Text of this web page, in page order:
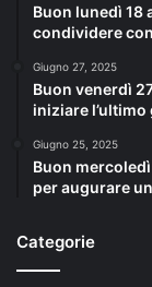
Buon lunedì 18
condividere
Giugno 27, 2025
Buon venerdì
iniziare
Giugno 25, 2025
Buon
per augurare
Categorie